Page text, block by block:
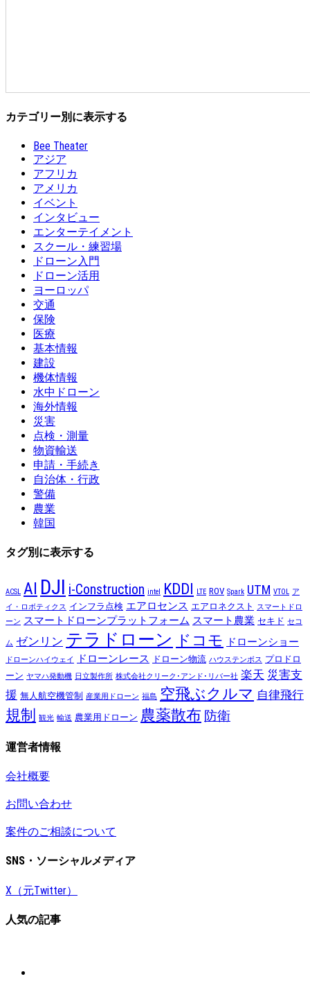
カテゴリー別に表示する
Bee Theater
アジア
アフリカ
アメリカ
イベント
インタビュー
エンターテイメント
スクール・練習場
ドローン入門
ドローン活用
ヨーロッパ
交通
保険
医療
基本情報
建設
機体情報
水中ドローン
海外情報
災害
点検・測量
物資輸送
申請・手続き
自治体・行政
警備
農業
韓国
タグ別に表示する
ACSL AI DJI i-Construction intel KDDI LTE ROV Spark UTM VTOL ア
イ・ロボティクス インフラ点検 エアロセンス エアロネクスト
スマートドロ
ーン スマートドローンプラットフォーム スマート農業 セキド セコ
ム ゼンリン テラドローン ドコモ ドローンショー
ドローンハイウェイ ドローンレース ドローン物流 ハウステンボス プロドロ
ーン ヤマハ発動機 日立製作所 株式会社クリーク･アンド･リバー社 楽天 災害支
援 無人航空機管制 産業用ドローン 福島 空飛ぶクルマ 自律飛行
規制 観光 輸送 農業用ドローン 農薬散布 防衛
運営者情報
会社概要
お問い合わせ
案件のご相談について
SNS・ソーシャルメディア
X（元Twitter）
人気の記事